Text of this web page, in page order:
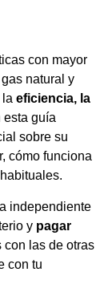
con mayor
natural y
eficiencia, la
esta guía
sobre su
cómo funciona
independiente
y pagar
con las de otras
con tu